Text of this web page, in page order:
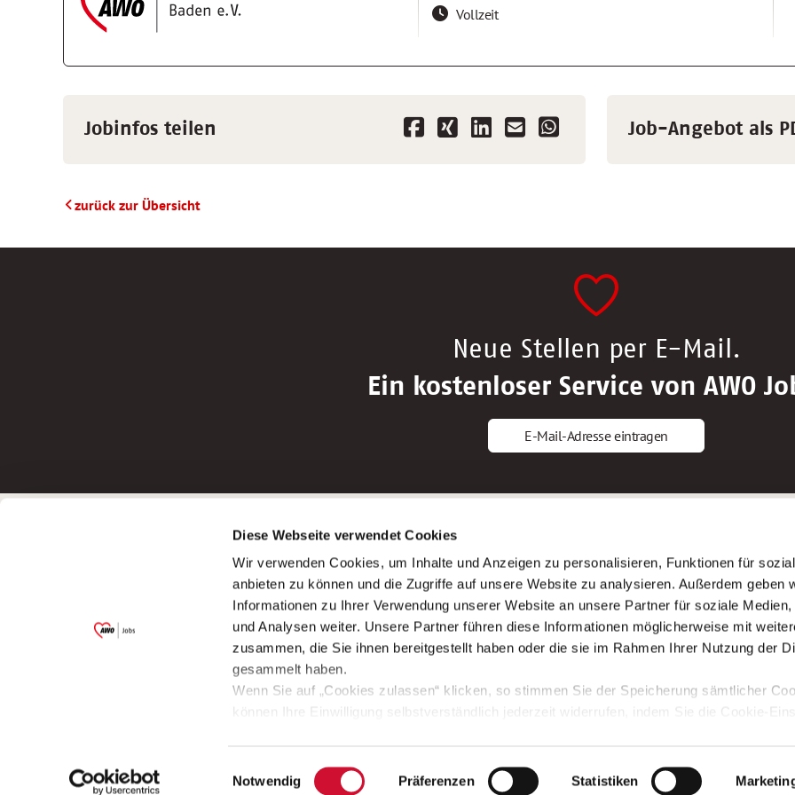
Diese Webseite verwendet Cookies
Wir verwenden Cookies, um Inhalte und Anzeigen zu personalisieren, Funktionen für
anbieten zu können und die Zugriffe auf unsere Website zu analysieren. Außerdem geben
Informationen zu Ihrer Verwendung unserer Website an unsere Partner für soziale Medien,
und Analysen weiter. Unsere Partner führen diese Informationen möglicherweise mit
zusammen, die Sie ihnen bereitgestellt haben oder die sie im Rahmen Ihrer Nutzung der
gesammelt haben.
Wenn Sie auf „Cookies zulassen“ klicken, so stimmen Sie der Speicherung sämtlicher
können Ihre Einwilligung selbstverständlich jederzeit widerrufen, indem Sie die Cookie-
Einwilligungsauswahl
Notwendig Präferenzen Statistiken
Kontaktaufnahme Jetzt online bewerben
Vollzeit
Jobinfos teilen Job-Angebot als
zurück zur Übersicht
Neue Stellen per E-Mail.
Ein kostenloser Service von AWO
E-Mail-Adresse eintragen
Garitz Bewirtschaftungsbetriebe GmbH
(Ein Tochterunternehmen des AWO
Bezirksverbandes Unterfranken e.V.)
Bitte senden Sie an diese Anschrift keine
Bewerbungstipps
Bewerbung als Altenpfleger*in
Bewerbung als Krankenpfleger*in
Bewerbung als Altenpflegehelfer*in
Bewerbung als Erzieher*in
AWO Gliederungen nach
Stellenangebote nach
Sitemap
Impressum
Datenschutz
© 2009 - 2026 AWO Jobs